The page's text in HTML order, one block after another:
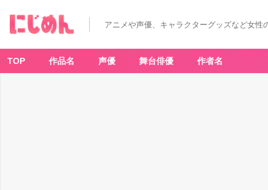
アニメや声優、キャラクターグッズなど女性
TOP 作品名 声優 舞台俳優 作者名